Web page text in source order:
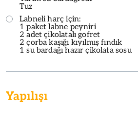
Tuz
Labneli harç için:
1 paket labne peyniri
2 adet çikolatalı gofret
2 çorba kaşığı kıyılmış fındık
1 su bardağı hazır çikolata sosu
Yapılışı